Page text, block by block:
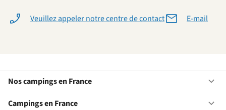
Veuillez appeler notre centre de contact E-mail
Nos campings en France
Campings en France